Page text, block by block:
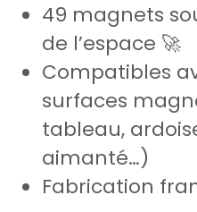
49 magnets
de l’espace 🚀
Compatibles
surfaces
tableau,
aimanté…)
Fabrication